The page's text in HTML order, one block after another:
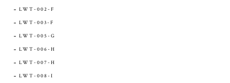
LWT-002-F
LWT-003-F
LWT-005-G
LWT-006-H
LWT-007-H
LWT-008-I